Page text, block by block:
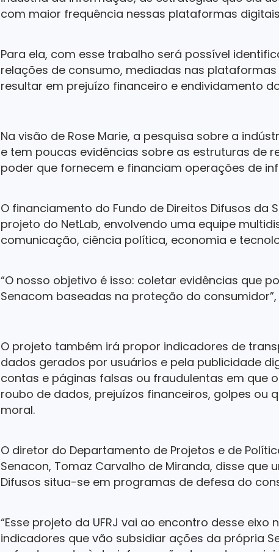
com maior frequência nessas plataformas
Para ela, com esse trabalho será possível
relações de consumo, mediadas nas
resultar em prejuízo financeiro e endividamento
Na visão de Rose Marie, a pesquisa sobre a
e tem poucas evidências sobre as estruturas de
poder que fornecem e financiam operações de
O financiamento do Fundo de Direitos Difusos
projeto do NetLab, envolvendo uma equipe
comunicação, ciência política, economia e
“O nosso objetivo é isso: coletar evidências que
Senacom baseadas na proteção do consumidor”,
O projeto também irá propor indicadores de
dados gerados por usuários e pela publicidade
contas e páginas falsas ou fraudulentas em que
roubo de dados, prejuízos financeiros, golpes
moral.
O diretor do Departamento de Projetos e de
Senacon, Tomaz Carvalho de Miranda, disse que
Difusos situa-se em programas de defesa do
“Esse projeto da UFRJ vai ao encontro desse
indicadores que vão subsidiar ações da própria